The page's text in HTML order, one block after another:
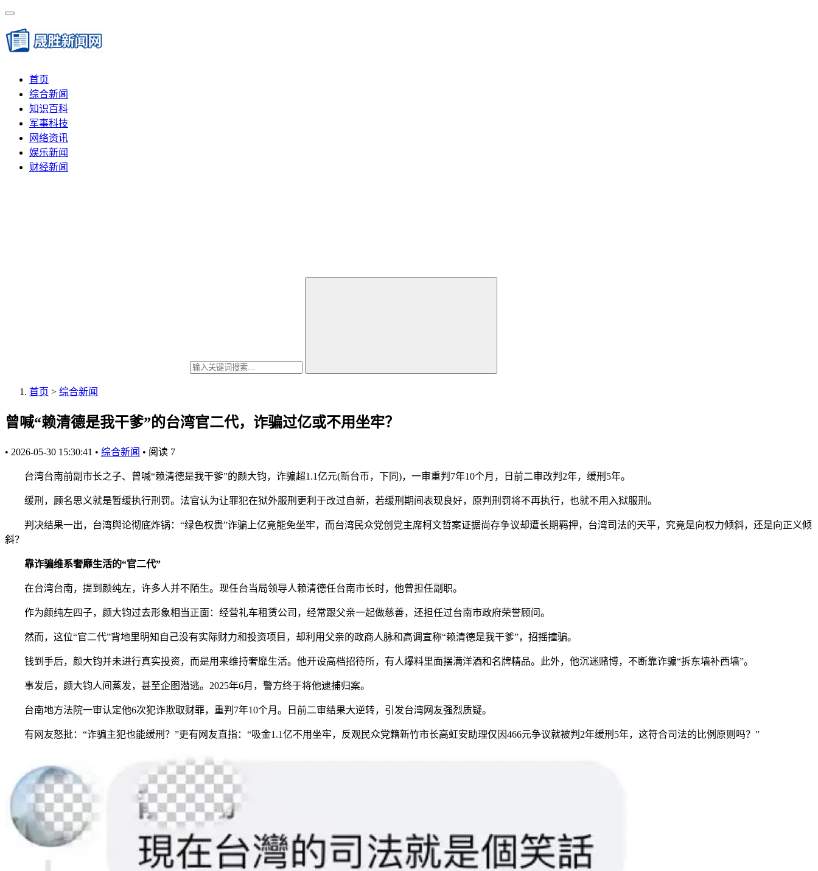
首页
综合新闻
知识百科
军事科技
网络资讯
娱乐新闻
财经新闻
首页 > 综合新闻
曾喊“赖清德是我干爹”的台湾官二代，诈骗过亿或不用坐牢？
• 2026-05-30 15:30:41 • 综合新闻 • 阅读 7
台湾台南前副市长之子、曾喊“赖清德是我干爹”的颜大钧，诈骗超1.1亿元(新台币，下同)，一审重判7年10个月，日前二审改判2年，缓刑5年。
缓刑，顾名思义就是暂缓执行刑罚。法官认为让罪犯在狱外服刑更利于改过自新，若缓刑期间表现良好，原判刑罚将不再执行，也就不用入狱服刑。
判决结果一出，台湾舆论彻底炸锅：“绿色权贵”诈骗上亿竟能免坐牢，而台湾民众党创党主席柯文哲案证据尚存争议却遭长期羁押，台湾司法的天平，究竟是向权力倾斜，还是向正义倾
斜？
靠诈骗维系奢靡生活的“官二代”
在台湾台南，提到颜纯左，许多人并不陌生。现任台当局领导人赖清德任台南市长时，他曾担任副职。
作为颜纯左四子，颜大钧过去形象相当正面：经营礼车租赁公司，经常跟父亲一起做慈善，还担任过台南市政府荣誉顾问。
然而，这位“官二代”背地里明知自己没有实际财力和投资项目，却利用父亲的政商人脉和高调宣称“赖清德是我干爹”，招摇撞骗。
钱到手后，颜大钧并未进行真实投资，而是用来维持奢靡生活。他开设高档招待所，有人爆料里面摆满洋酒和名牌精品。此外，他沉迷赌博，不断靠诈骗“拆东墙补西墙”。
事发后，颜大钧人间蒸发，甚至企图潜逃。2025年6月，警方终于将他逮捕归案。
台南地方法院一审认定他6次犯诈欺取财罪，重判7年10个月。日前二审结果大逆转，引发台湾网友强烈质疑。
有网友怒批：“诈骗主犯也能缓刑？”更有网友直指：“吸金1.1亿不用坐牢，反观民众党籍新竹市长高虹安助理仅因466元争议就被判2年缓刑5年，这符合司法的比例原则吗？”